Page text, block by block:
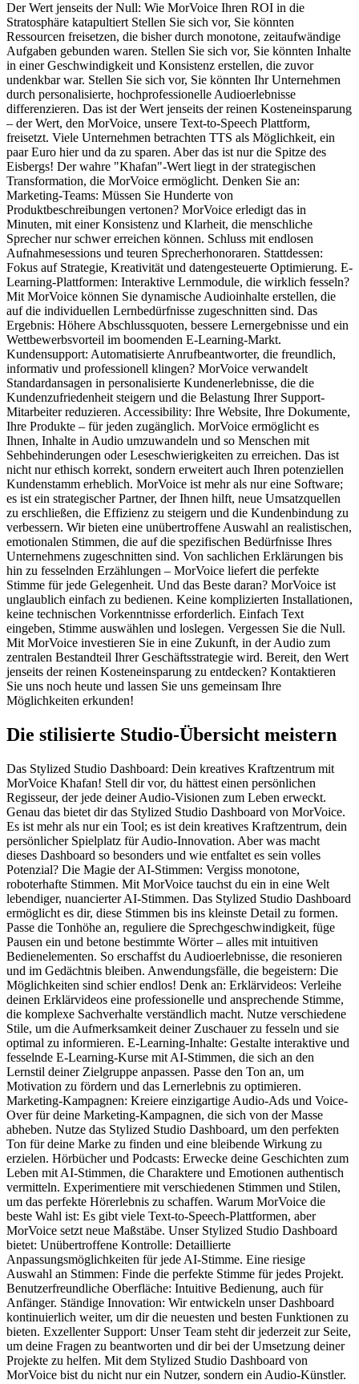
Der Wert jenseits der Null: Wie MorVoice Ihren ROI in die
Stratosphäre katapultiert Stellen Sie sich vor, Sie könnten
Ressourcen freisetzen, die bisher durch monotone, zeitaufwändige
Aufgaben gebunden waren. Stellen Sie sich vor, Sie könnten Inhalte
in einer Geschwindigkeit und Konsistenz erstellen, die zuvor
undenkbar war. Stellen Sie sich vor, Sie könnten Ihr Unternehmen
durch personalisierte, hochprofessionelle Audioerlebnisse
differenzieren. Das ist der Wert jenseits der reinen Kosteneinsparung
– der Wert, den MorVoice, unsere Text-to-Speech Plattform,
freisetzt. Viele Unternehmen betrachten TTS als Möglichkeit, ein
paar Euro hier und da zu sparen. Aber das ist nur die Spitze des
Eisbergs! Der wahre "Khafan"-Wert liegt in der strategischen
Transformation, die MorVoice ermöglicht. Denken Sie an:
Marketing-Teams: Müssen Sie Hunderte von
Produktbeschreibungen vertonen? MorVoice erledigt das in
Minuten, mit einer Konsistenz und Klarheit, die menschliche
Sprecher nur schwer erreichen können. Schluss mit endlosen
Aufnahmesessions und teuren Sprecherhonoraren. Stattdessen:
Fokus auf Strategie, Kreativität und datengesteuerte Optimierung. E-
Learning-Plattformen: Interaktive Lernmodule, die wirklich fesseln?
Mit MorVoice können Sie dynamische Audioinhalte erstellen, die
auf die individuellen Lernbedürfnisse zugeschnitten sind. Das
Ergebnis: Höhere Abschlussquoten, bessere Lernergebnisse und ein
Wettbewerbsvorteil im boomenden E-Learning-Markt.
Kundensupport: Automatisierte Anrufbeantworter, die freundlich,
informativ und professionell klingen? MorVoice verwandelt
Standardansagen in personalisierte Kundenerlebnisse, die die
Kundenzufriedenheit steigern und die Belastung Ihrer Support-
Mitarbeiter reduzieren. Accessibility: Ihre Website, Ihre Dokumente,
Ihre Produkte – für jeden zugänglich. MorVoice ermöglicht es
Ihnen, Inhalte in Audio umzuwandeln und so Menschen mit
Sehbehinderungen oder Leseschwierigkeiten zu erreichen. Das ist
nicht nur ethisch korrekt, sondern erweitert auch Ihren potenziellen
Kundenstamm erheblich. MorVoice ist mehr als nur eine Software;
es ist ein strategischer Partner, der Ihnen hilft, neue Umsatzquellen
zu erschließen, die Effizienz zu steigern und die Kundenbindung zu
verbessern. Wir bieten eine unübertroffene Auswahl an realistischen,
emotionalen Stimmen, die auf die spezifischen Bedürfnisse Ihres
Unternehmens zugeschnitten sind. Von sachlichen Erklärungen bis
hin zu fesselnden Erzählungen – MorVoice liefert die perfekte
Stimme für jede Gelegenheit. Und das Beste daran? MorVoice ist
unglaublich einfach zu bedienen. Keine komplizierten Installationen,
keine technischen Vorkenntnisse erforderlich. Einfach Text
eingeben, Stimme auswählen und loslegen. Vergessen Sie die Null.
Mit MorVoice investieren Sie in eine Zukunft, in der Audio zum
zentralen Bestandteil Ihrer Geschäftsstrategie wird. Bereit, den Wert
jenseits der reinen Kosteneinsparung zu entdecken? Kontaktieren
Sie uns noch heute und lassen Sie uns gemeinsam Ihre
Möglichkeiten erkunden!
Die stilisierte Studio-Übersicht meistern
Das Stylized Studio Dashboard: Dein kreatives Kraftzentrum mit
MorVoice Khafan! Stell dir vor, du hättest einen persönlichen
Regisseur, der jede deiner Audio-Visionen zum Leben erweckt.
Genau das bietet dir das Stylized Studio Dashboard von MorVoice.
Es ist mehr als nur ein Tool; es ist dein kreatives Kraftzentrum, dein
persönlicher Spielplatz für Audio-Innovation. Aber was macht
dieses Dashboard so besonders und wie entfaltet es sein volles
Potenzial? Die Magie der AI-Stimmen: Vergiss monotone,
roboterhafte Stimmen. Mit MorVoice tauchst du ein in eine Welt
lebendiger, nuancierter AI-Stimmen. Das Stylized Studio Dashboard
ermöglicht es dir, diese Stimmen bis ins kleinste Detail zu formen.
Passe die Tonhöhe an, reguliere die Sprechgeschwindigkeit, füge
Pausen ein und betone bestimmte Wörter – alles mit intuitiven
Bedienelementen. So erschaffst du Audioerlebnisse, die resonieren
und im Gedächtnis bleiben. Anwendungsfälle, die begeistern: Die
Möglichkeiten sind schier endlos! Denk an: Erklärvideos: Verleihe
deinen Erklärvideos eine professionelle und ansprechende Stimme,
die komplexe Sachverhalte verständlich macht. Nutze verschiedene
Stile, um die Aufmerksamkeit deiner Zuschauer zu fesseln und sie
optimal zu informieren. E-Learning-Inhalte: Gestalte interaktive und
fesselnde E-Learning-Kurse mit AI-Stimmen, die sich an den
Lernstil deiner Zielgruppe anpassen. Passe den Ton an, um
Motivation zu fördern und das Lernerlebnis zu optimieren.
Marketing-Kampagnen: Kreiere einzigartige Audio-Ads und Voice-
Over für deine Marketing-Kampagnen, die sich von der Masse
abheben. Nutze das Stylized Studio Dashboard, um den perfekten
Ton für deine Marke zu finden und eine bleibende Wirkung zu
erzielen. Hörbücher und Podcasts: Erwecke deine Geschichten zum
Leben mit AI-Stimmen, die Charaktere und Emotionen authentisch
vermitteln. Experimentiere mit verschiedenen Stimmen und Stilen,
um das perfekte Hörerlebnis zu schaffen. Warum MorVoice die
beste Wahl ist: Es gibt viele Text-to-Speech-Plattformen, aber
MorVoice setzt neue Maßstäbe. Unser Stylized Studio Dashboard
bietet: Unübertroffene Kontrolle: Detaillierte
Anpassungsmöglichkeiten für jede AI-Stimme. Eine riesige
Auswahl an Stimmen: Finde die perfekte Stimme für jedes Projekt.
Benutzerfreundliche Oberfläche: Intuitive Bedienung, auch für
Anfänger. Ständige Innovation: Wir entwickeln unser Dashboard
kontinuierlich weiter, um dir die neuesten und besten Funktionen zu
bieten. Exzellenter Support: Unser Team steht dir jederzeit zur Seite,
um deine Fragen zu beantworten und dir bei der Umsetzung deiner
Projekte zu helfen. Mit dem Stylized Studio Dashboard von
MorVoice bist du nicht nur ein Nutzer, sondern ein Audio-Künstler.